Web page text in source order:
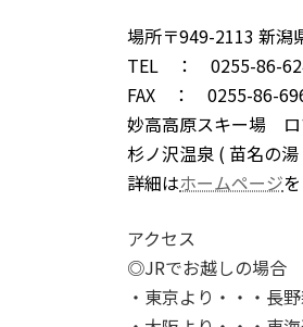
場所〒949-2113 新
TEL ： 0255-86-
FAX ： 0255-86-
妙高高原スキー場 ロ
杉ノ沢温泉 ( 苗名の
詳細はホームページ
アクセス
◎JRでお越しの場合
・東京より・・・長